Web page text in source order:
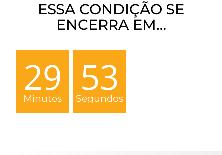
ESSA CONDIÇÃO SE
ENCERRA EM…
29
Minutos 52
Segundos